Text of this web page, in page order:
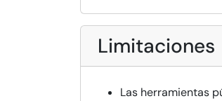
Limitaciones
Las herramientas